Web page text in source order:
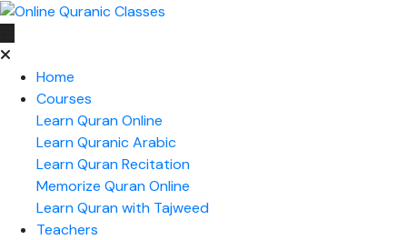
Home
Courses
Learn Quran Online
Learn Quranic Arabic
Learn Quran Recitation
Memorize Quran Online
Learn Quran with Tajweed
Teachers